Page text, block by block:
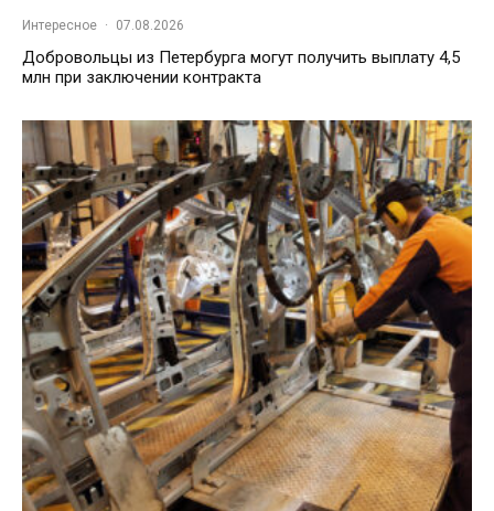
Интересное · 07.08.2026
Добровольцы из Петербурга могут получить выплату 4,5
млн при заключении контракта